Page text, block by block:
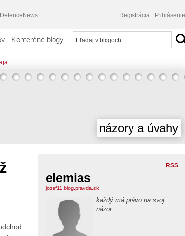
DefenceNews Registrácia Prihlásenie
Komerčné blogy
názory a úvahy
RSS
elemias
jozef11.blog.pravda.sk
každý má právo na svoj
názor